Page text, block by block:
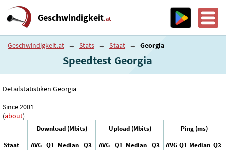
Geschwindigkeit.at
Geschwindigkeit.at → Stats → Staat → Georgia
Speedtest Georgia
Detailstatistiken Georgia
Since 2001
(about)
Download (Mbits) Upload (Mbits)
Ping (ms)
Staat
AVG Q1 Median Q3 AVG Q1 Median Q3 AVG Q1 Median Q3